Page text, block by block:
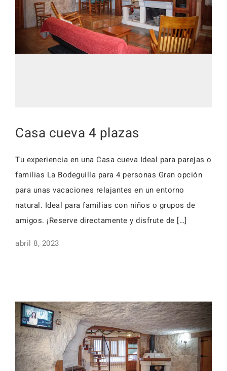
Alojamientos
Casa cueva 4 plazas
Tu experiencia en una Casa cueva Ideal para parejas o
familias La Bodeguilla para 4 personas Gran opción
para unas vacaciones relajantes en un entorno
natural. Ideal para familias con niños o grupos de
amigos. ¡Reserve directamente y disfrute de […]
abril 8, 2023